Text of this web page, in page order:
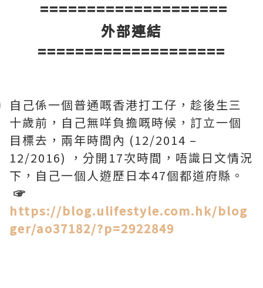
====================
外部連結
====================
自己係一個普通嘅香港打工仔，趁後生三
十歲前，自己無咩負擔嘅時候，訂立一個
目標去，兩年時間內 (12/2014 –
12/2016) ，分開17次時間，唔識日文情況
下，自己一個人遊歷日本47個都道府縣。
☞
https://blog.ulifestyle.com.hk/blog
ger/ao37182/?p=2922849